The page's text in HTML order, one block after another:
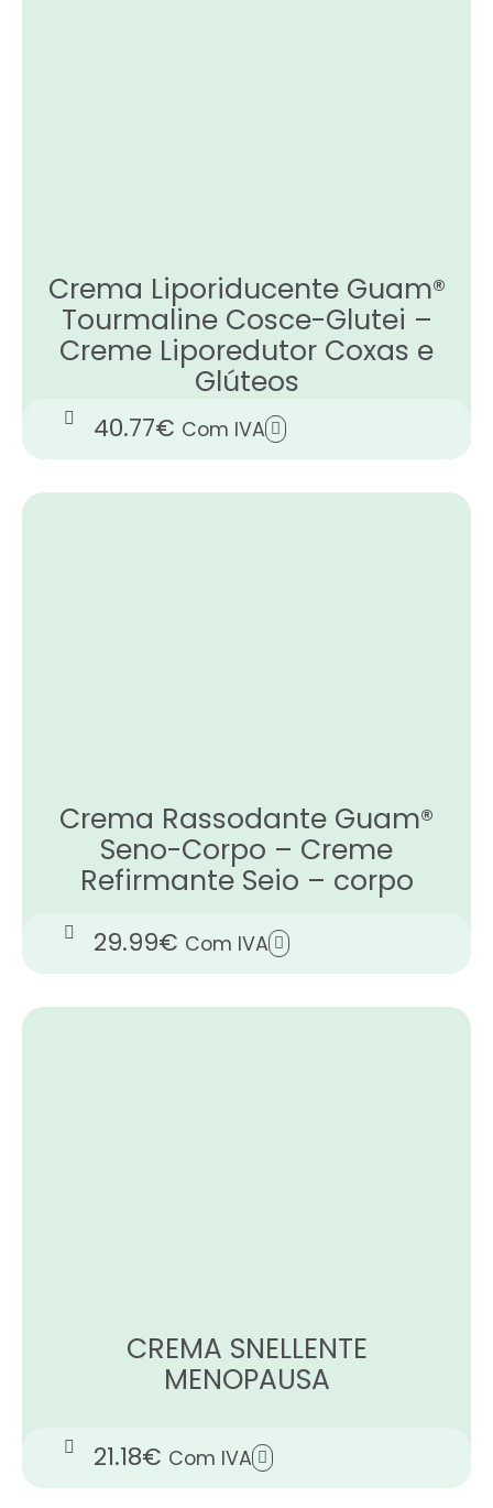
Crema Liporiducente Guam®
Tourmaline Cosce-Glutei –
Creme Liporedutor Coxas e
Glúteos
40.77€ Com IVA
Crema Rassodante Guam®
Seno-Corpo – Creme
Refirmante Seio – corpo
29.99€ Com IVA
CREMA SNELLENTE
MENOPAUSA
21.18€ Com IVA